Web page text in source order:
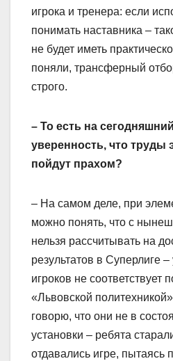
игрока и тренера: если
понимать наставника –
не будет иметь
поняли, трансферный
строго.
– То есть на
уверенность, что труды
пойдут прахом?
– На самом деле, при
можно понять, что с
нельзя рассчитывать на
результатов в Суперлиге
игроков не соответствует
«Львовской
говорю, что они не в
установки – ребята
отдавались игре, пытаясь